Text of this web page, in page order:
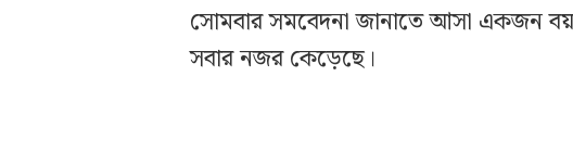
সোমবার সমবেদনা জানাতে আসা একজন
সবার নজর কেড়েছে।